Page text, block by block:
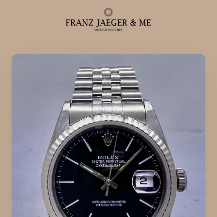
Alle ure
Herreure
Dameure
Service
Service & reparationer